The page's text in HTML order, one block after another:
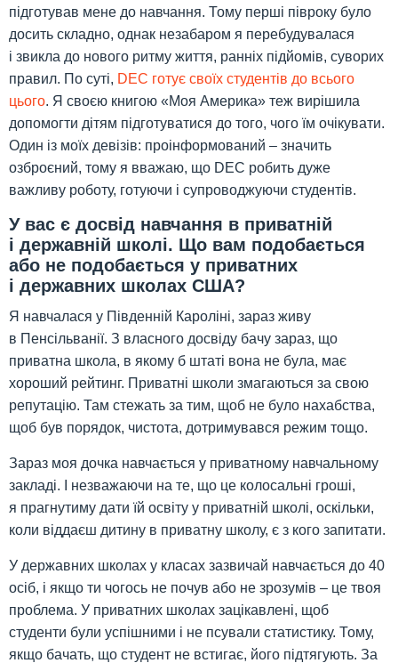
підготував мене до навчання. Тому перші півроку було
досить складно, однак незабаром я перебудувалася
і звикла до нового ритму життя, ранніх підйомів, суворих
правил. По суті, DEC готує своїх студентів до всього
цього. Я своєю книгою «Моя Америка» теж вирішила
допомогти дітям підготуватися до того, чого їм очікувати.
Один із моїх девізів: проінформований – значить
озброєний, тому я вважаю, що DEC робить дуже
важливу роботу, готуючи і супроводжуючи студентів.
У вас є досвід навчання в приватній
і державній школі. Що вам подобається
або не подобається у приватних
і державних школах США?
Я навчалася у Південній Кароліні, зараз живу
в Пенсільванії. З власного досвіду бачу зараз, що
приватна школа, в якому б штаті вона не була, має
хороший рейтинг. Приватні школи змагаються за свою
репутацію. Там стежать за тим, щоб не було нахабства,
щоб був порядок, чистота, дотримувався режим тощо.
Зараз моя дочка навчається у приватному навчальному
закладі. І незважаючи на те, що це колосальні гроші,
я прагнутиму дати їй освіту у приватній школі, оскільки,
коли віддаєш дитину в приватну школу, є з кого запитати.
У державних школах у класах зазвичай навчається до 40
осіб, і якщо ти чогось не почув або не зрозумів – це твоя
проблема. У приватних школах зацікавлені, щоб
студенти були успішними і не псували статистику. Тому,
якщо бачать, що студент не встигає, його підтягують. За